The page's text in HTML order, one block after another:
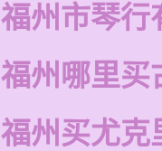
福州市琴行
福州哪里买
福州买尤克